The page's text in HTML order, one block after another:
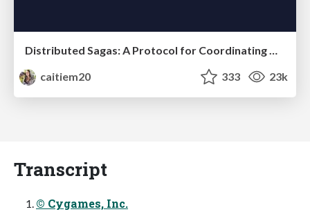
caitiem20
333 23k
Transcript
© Cygames, Inc.